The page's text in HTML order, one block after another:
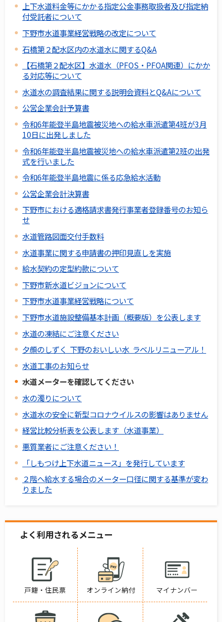
上下水道料金等にかかる指定公金事務取扱者及び指定納
付受託者について
下野市水道事業経営戦略の改定について
石橋第２配水区内の水道水に関するQ&A
【石橋第２配水区】水道水（PFOS・PFOA関連）にかか
る対応等について
水道水の調査結果に関する説明会資料とQ&Aについて
公営企業会計予算書
令和6年能登半島地震被災地への給水車派遣第4班が3月
10日に出発しました
令和6年能登半島地震被災地への給水車派遣第2班の出発
式を行いました
令和6年能登半島地震に係る応急給水活動
公営企業会計決算書
下野市における適格請求書発行事業者登録番号のお知ら
せ
水道管路図面交付手数料
水道事業に関する申請書の押印見直しを実施
給水契約の定型約款について
下野市新水道ビジョンについて
下野市水道事業経営戦略について
下野市水道施設整備基本計画（概要版）を公表します
水道の凍結にご注意ください
夕顔のしずく 下野のおいしい水 ラベルリニューアル！
水道工事のお知らせ
水道メーターを確認してください
水の濁りについて
水道水の安全に新型コロナウイルスの影響はありません
経営比較分析表を公表します（水道事業）
悪質業者にご注意ください！
「しもつけ上下水道ニュース」を発行しています
２階へ給水する場合のメーター口径に関する基準が変わ
りました
よく利用されるメニュー
戸籍・住民票 オンライン納付 マイナンバー